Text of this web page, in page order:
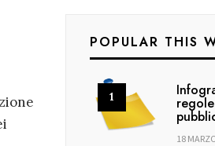
POPULAR THIS
18